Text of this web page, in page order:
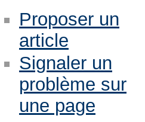
Proposer un
article
Signaler un
problème sur
une page